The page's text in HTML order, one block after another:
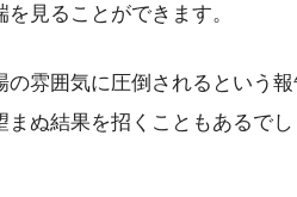
見ることができます。
雰囲気に圧倒されるという
ぬ結果を招くこともあるでし